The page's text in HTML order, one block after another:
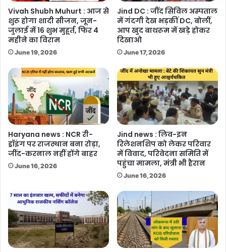
Vivah Shubh Muhurt : आज से
शुरू होगा शादी सीजन, जून-
जुलाई में 16 शुभ मुहूर्त, फिर 4
महीने का विराम
June 19, 2026
Jind DC : जींद सिविल अस्पताल
में गंदगी देख भड़कीं DC, बोलीं,
आप खुद बाथरूम में खड़े होकर
दिखाओ
June 17, 2026
Haryana news : NCR री-
ड्रॉइंग पर राजस्थान बना रोड़ा,
जींद-करनाल नहीं होंगे बाहर
June 16, 2026
Jind news : लिव-इन
रिलेशनशिप को लेकर परिवार
में विवाद, परिवेदना समिति में
पहुंचा मामला, मंत्री भी हैरान
June 16, 2026